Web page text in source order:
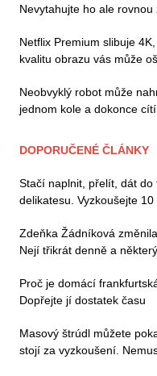
Nevytahujte ho ale rovnou
Netflix Premium slibuje
kvalitu obrazu vás může
Neobvyklý robot může
jednom kole a dokonce
DOPORUČENÉ ČLÁNKY
Stačí naplnit, přelít, dát
delikatesu. Vyzkoušejte
Zdeňka Žádníková
Nejí třikrát denně a
Proč je domácí
Dopřejte jí dostatek času
Masový štrúdl můžete
stojí za vyzkoušení.